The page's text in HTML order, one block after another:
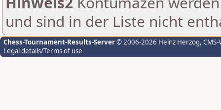
und sind in der Liste nicht
Chess-Tournament-Results-Server© 2006-2026 Heinz Herzog,
Legal details/Terms of use